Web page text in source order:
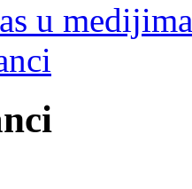
u medijima